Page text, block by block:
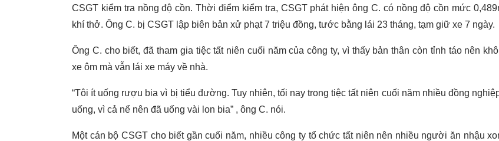
CSGT kiểm tra nồng độ cồn. Thời điểm kiểm tra, CSGT phát hiện ông C. có nồng độ cồn mức
khí thở. Ông C. bị CSGT lập biên bản xử phạt 7 triệu đồng, tước bằng lái 23 tháng, tạm giữ xe 7 ngày.
Ông C. cho biết, đã tham gia tiệc tất niên cuối năm của công ty, vì thấy bản thân còn tỉnh táo nên
xe ôm mà vẫn lái xe máy về nhà.
“Tôi ít uống rượu bia vì bị tiểu đường. Tuy nhiên, tối nay trong tiệc tất niên cuối năm nhiều đồng
uống, vì cả nể nên đã uống vài lon bia” , ông C. nói.
Một cán bộ CSGT cho biết gần cuối năm, nhiều công ty tổ chức tất niên nên nhiều người ăn nhậu